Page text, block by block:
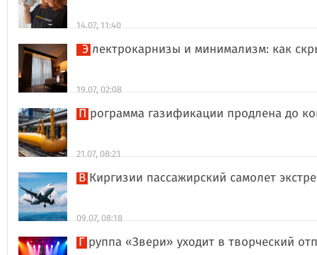
14.07, 11:40
Электрокарнизы и минимализм: как
19.07, 02:08
Программа газификации продлена до
21.07, 08:23
В Киргизии пассажирский самолет
09.07, 08:18
Группа «Звери» уходит в творческий